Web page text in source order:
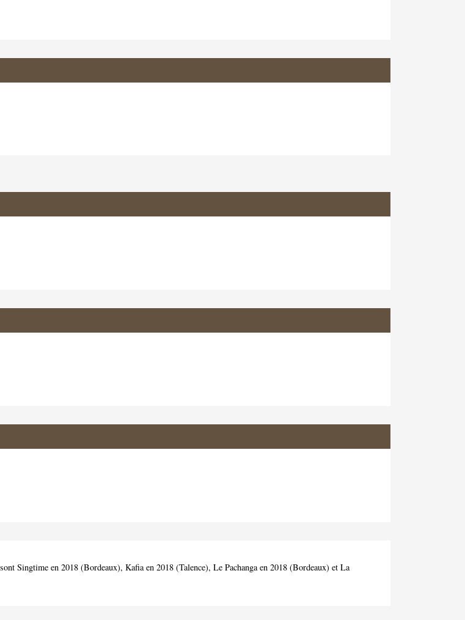
Singtime en 2018 (Bordeaux), Kafia en 2018 (Talence), Le Pachanga en 2018 (Bordeaux) et La